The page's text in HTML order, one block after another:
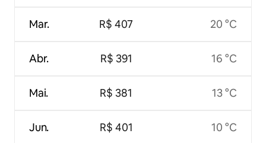
Mar.
Abr.
Mai.
Jun.
R$ 407
R$ 391
R$ 381
R$ 401
20 °C
16 °C
13 °C
10 °C